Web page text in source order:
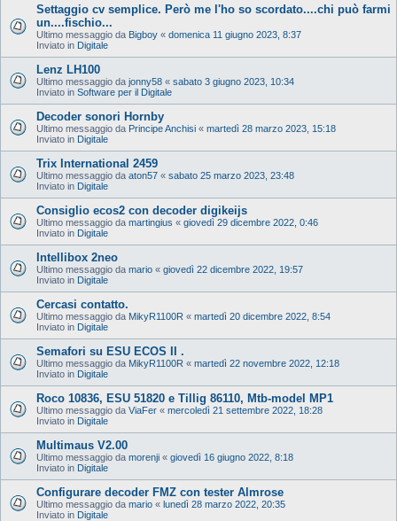
Settaggio cv semplice. Però me l'ho so scordato....chi può farmi
un....fischio...
Ultimo messaggio da Bigboy « domenica 11 giugno 2023, 8:37
Inviato in Digitale
Lenz LH100
Ultimo messaggio da jonny58 « sabato 3 giugno 2023, 10:34
Inviato in Software per il Digitale
Decoder sonori Hornby
Ultimo messaggio da Principe Anchisi « martedì 28 marzo 2023, 15:18
Inviato in Digitale
Trix International 2459
Ultimo messaggio da aton57 « sabato 25 marzo 2023, 23:48
Inviato in Digitale
Consiglio ecos2 con decoder digikeijs
Ultimo messaggio da martingius « giovedì 29 dicembre 2022, 0:46
Inviato in Digitale
Intellibox 2neo
Ultimo messaggio da mario « giovedì 22 dicembre 2022, 19:57
Inviato in Digitale
Cercasi contatto.
Ultimo messaggio da MikyR1100R « martedì 20 dicembre 2022, 8:54
Inviato in Digitale
Semafori su ESU ECOS II .
Ultimo messaggio da MikyR1100R « martedì 22 novembre 2022, 12:18
Inviato in Digitale
Roco 10836, ESU 51820 e Tillig 86110, Mtb-model MP1
Ultimo messaggio da ViaFer « mercoledì 21 settembre 2022, 18:28
Inviato in Digitale
Multimaus V2.00
Ultimo messaggio da morenji « giovedì 16 giugno 2022, 8:18
Inviato in Digitale
Configurare decoder FMZ con tester Almrose
Ultimo messaggio da mario « lunedì 28 marzo 2022, 20:35
Inviato in Digitale